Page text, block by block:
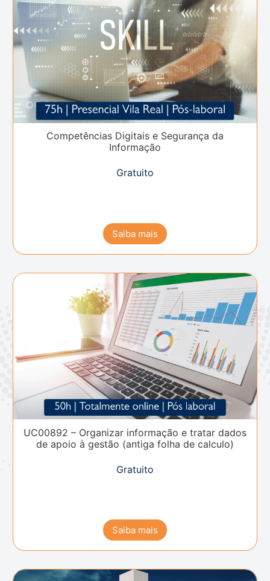
Competências Digitais e Segurança da
Informação
Gratuito
Saiba mais
UC00892 – Organizar informação e tratar dados
de apoio à gestão (antiga folha de calculo)
Gratuito
Saiba mais